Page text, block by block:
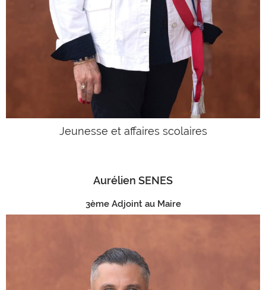
Jeunesse et affaires scolaires
Aurélien SENES
3ème Adjoint au Maire